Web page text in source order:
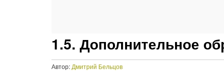
1.5. Дополнительное
Автор: Дмитрий Бельцов